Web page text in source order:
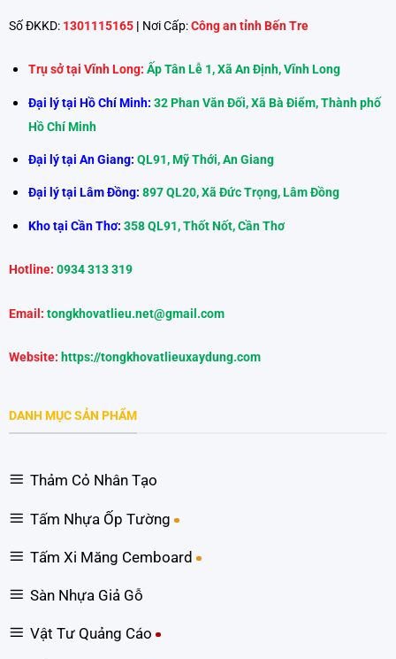
Số ĐKKD: 1301115165 | Nơi Cấp: Công an tỉnh Bến Tre
Trụ sở tại Vĩnh Long: Ấp Tân Lễ 1, Xã An Định, Vĩnh Long
Đại lý tại Hồ Chí Minh: 32 Phan Văn Đối, Xã Bà Điểm, Thành phố
Hồ Chí Minh
Đại lý tại An Giang: QL91, Mỹ Thới, An Giang
Đại lý tại Lâm Đồng:897 QL20, Xã Đức Trọng, Lâm Đồng
Kho tại Cần Thơ: 358 QL91, Thốt Nốt, Cần Thơ
Hotline: 0934 313 319
Email: tongkhovatlieu.net@gmail.com
Website: https://tongkhovatlieuxaydung.com
DANH MỤC SẢN PHẨM
Thảm Cỏ Nhân Tạo
Tấm Nhựa Ốp Tường
Tấm Xi Măng Cemboard
Sàn Nhựa Giả Gỗ
Vật Tư Quảng Cáo